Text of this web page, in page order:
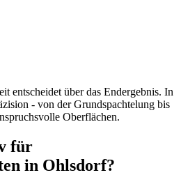
entscheidet über das Endergebnis. In
- von der Grundspachtelung bis
Oberflächen.
für
in Ohlsdorf?